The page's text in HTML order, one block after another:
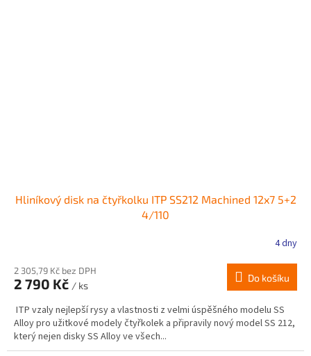
Hliníkový disk na čtyřkolku ITP SS212 Machined 12x7 5+2
4/110
4 dny
2 305,79 Kč bez DPH
2 790 Kč / ks
Do košíku
ITP vzaly nejlepší rysy a vlastnosti z velmi úspěšného modelu SS
Alloy pro užitkové modely čtyřkolek a připravily nový model SS 212,
který nejen disky SS Alloy ve všech...